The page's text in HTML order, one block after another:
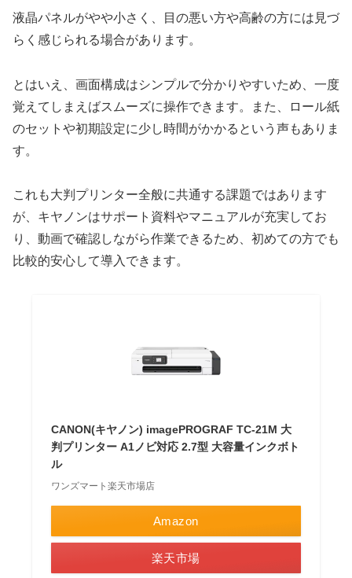
液晶パネルがやや小さく、目の悪い方や高齢の方には見づ
らく感じられる場合があります。
とはいえ、画面構成はシンプルで分かりやすいため、一度
覚えてしまえばスムーズに操作できます。また、ロール紙
のセットや初期設定に少し時間がかかるという声もありま
す。
これも大判プリンター全般に共通する課題ではあります
が、キヤノンはサポート資料やマニュアルが充実してお
り、動画で確認しながら作業できるため、初めての方でも
比較的安心して導入できます。
CANON(キヤノン) imagePROGRAF TC-21M 大
判プリンター A1ノビ対応 2.7型 大容量インクボト
ル
ワンズマート楽天市場店
Amazon
楽天市場